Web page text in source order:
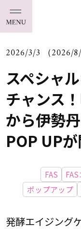
2026/3/3 （2026/8/
スペシャ
チャンス
から伊勢
POP UP
FAS
ポップアップ
発酵エイジング